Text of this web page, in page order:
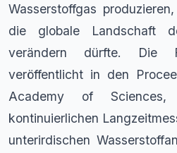
Wasserstoffgas
die globale Landschaft
verändern dürfte. Die
veröffentlicht in den
Academy of
kontinuierlichen
unterirdischen